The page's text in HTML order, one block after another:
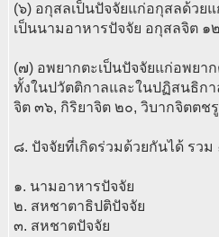
(๖) อกุสลเป็นปัจจัยแก่อกุสลด้ว
เป็นนามอาหารปัจจัย อกุสลจิต
(๗) อพยากตะเป็นปัจจัยแก่อพย
ทั้งในปวัตติกาลและในปฏิสนธิกา
จิต ๓๖, กิริยาจิต ๒๐, วิบากจิตต
๘. ปัจจัยที่เกิดร่วมด้วยกันได้ รวม
๑. นามอาหารปัจจัย
๒. สหชาตาธิปติปัจจัย
๓. สหชาตปัจจัย